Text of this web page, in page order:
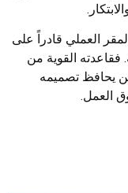
العملي قادراً على
القوية من
يحافظ تصميمه
العمل.